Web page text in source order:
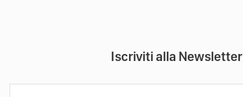
Iscriviti alla Newsletter